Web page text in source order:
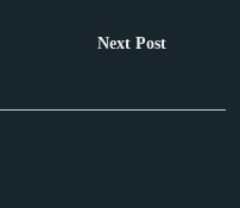
Next Post